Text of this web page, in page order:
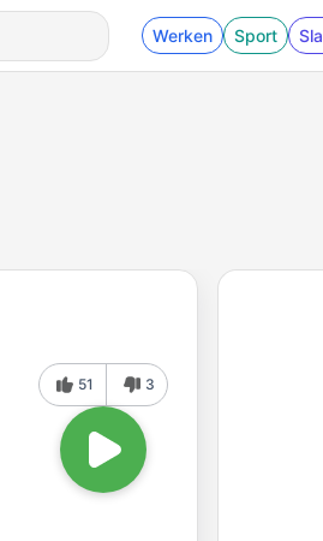
Werken Sport
51 3